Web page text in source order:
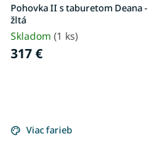
Pohovka II s taburetom Deana -
žltá
Skladom (1 ks)
317 €
Viac farieb